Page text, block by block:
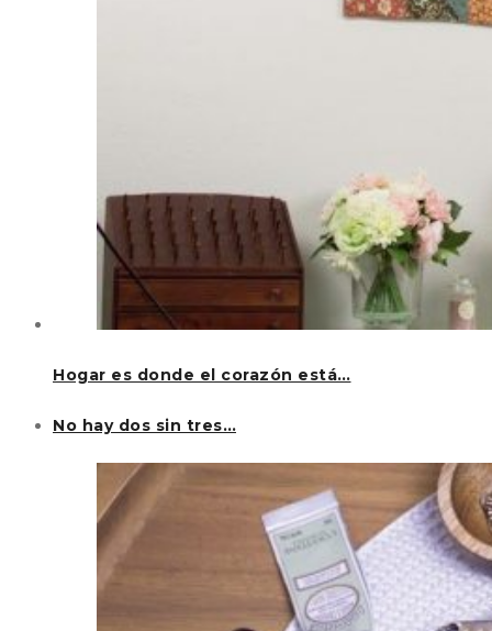
Hogar es donde el corazón está…
No hay dos sin tres…